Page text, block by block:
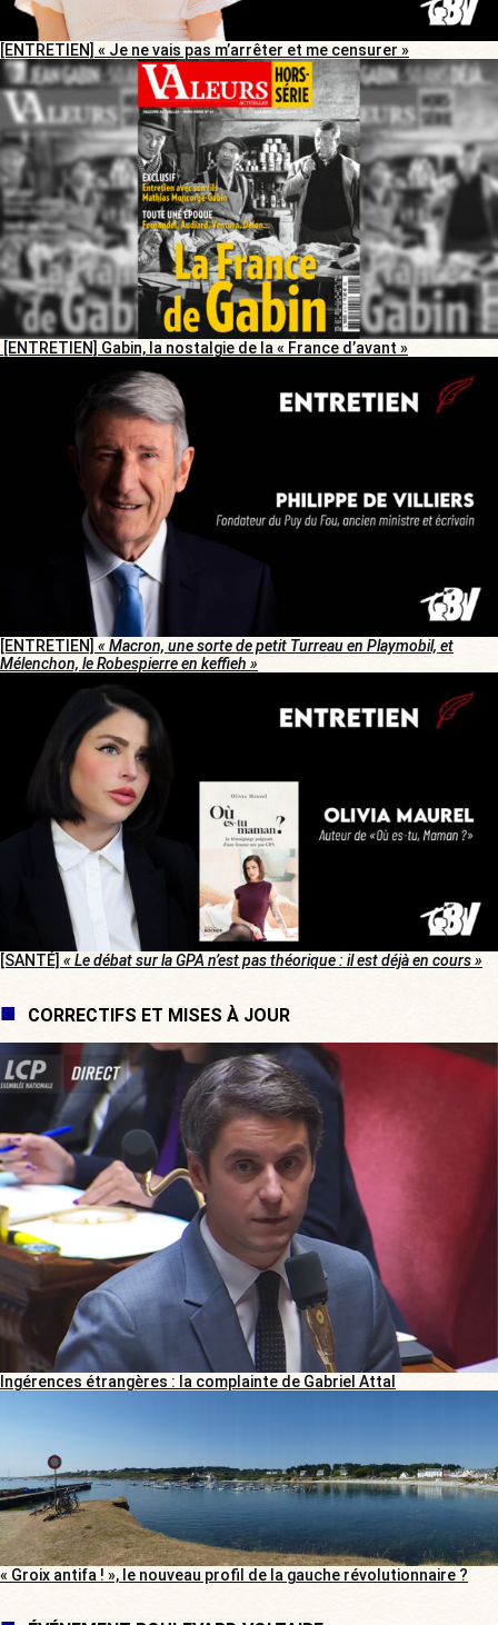
[ENTRETIEN] « Je ne vais pas m’arrêter et me censurer »
[ENTRETIEN] Gabin, la nostalgie de la « France d’avant »
[ENTRETIEN] « Macron, une sorte de petit Turreau en Playmobil, et
Mélenchon, le Robespierre en keffieh »
[SANTÉ] « Le débat sur la GPA n’est pas théorique : il est déjà en cours »
CORRECTIFS ET MISES À JOUR
Ingérences étrangères : la complainte de Gabriel Attal
« Groix antifa ! », le nouveau profil de la gauche révolutionnaire ?